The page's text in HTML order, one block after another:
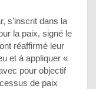
s’inscrit dans la
la paix, signé le
réaffirmé leur
et à appliquer «
pour objectif
de paix